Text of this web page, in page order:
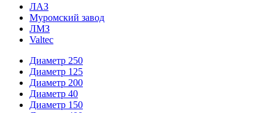
ЛАЗ
Муромский завод
ЛМЗ
Valtec
Диаметр 250
Диаметр 125
Диаметр 200
Диаметр 40
Диаметр 150